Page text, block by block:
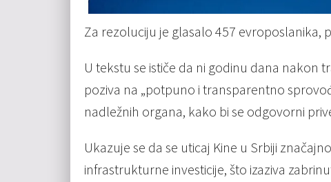
Za rezoluciju je glasalo 457 evroposlanika,
U tekstu se ističe da ni godinu dana nakon
poziva na „potpuno i transparentno
nadležnih organa, kako bi se odgovorni
Ukazuje se da se uticaj Kine u Srbiji
infrastrukturne investicije, što izaziva